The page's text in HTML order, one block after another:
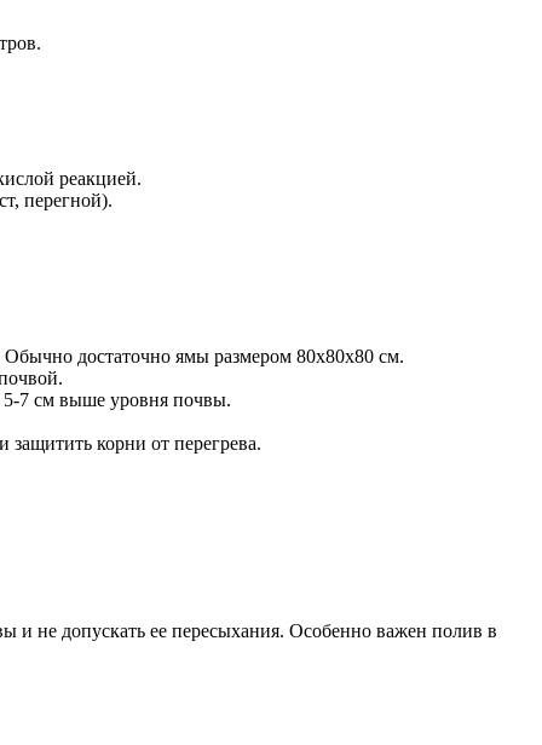
реакцией.
перегной).
достаточно ямы размером 80x80x80 см.
5-7 см выше уровня почвы.
корни от перегрева.
и не допускать ее пересыхания. Особенно важен полив в